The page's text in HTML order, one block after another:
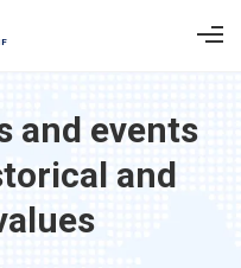
and events
and